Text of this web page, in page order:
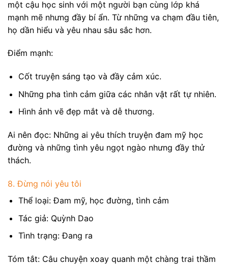
một cậu học sinh với một người bạn cùng lớp khá
mạnh mẽ nhưng đầy bí ẩn. Từ những va chạm đầu tiên,
họ dần hiểu và yêu nhau sâu sắc hơn.
Điểm mạnh:
Cốt truyện sáng tạo và đầy cảm xúc.
Những pha tình cảm giữa các nhân vật rất tự nhiên.
Hình ảnh vẽ đẹp mắt và dễ thương.
Ai nên đọc: Những ai yêu thích truyện đam mỹ học
đường và những tình yêu ngọt ngào nhưng đầy thử
thách.
8. Đừng nói yêu tôi
Thể loại: Đam mỹ, học đường, tình cảm
Tác giả: Quỳnh Dao
Tình trạng: Đang ra
Tóm tắt: Câu chuyện xoay quanh một chàng trai thầm